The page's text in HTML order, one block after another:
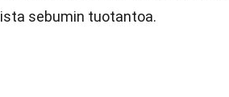
sebumin tuotantoa.